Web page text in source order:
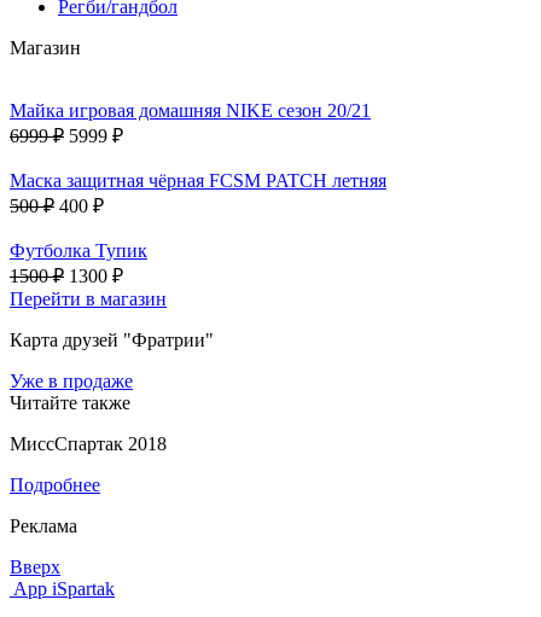
Регби/гандбол
Магазин
Майка игровая домашняя NIKE сезон 20/21
6999 ₽ 5999 ₽
Маска защитная чёрная FCSM PATCH летняя
500 ₽ 400 ₽
Футболка Тупик
1500 ₽ 1300 ₽
Перейти в магазин
Карта друзей "Фратрии"
Уже в продаже
Читайте также
МиссСпартак 2018
Подробнее
Реклама
Вверх
App iSpartak